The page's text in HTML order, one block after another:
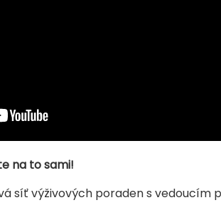
na to sami!
síť výživových poraden s vedoucím